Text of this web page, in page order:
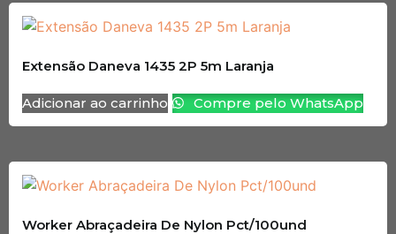
Extensão Daneva 1435 2P 5m Laranja
Adicionar ao carrinho Compre pelo WhatsApp
Worker Abraçadeira De Nylon Pct/100und